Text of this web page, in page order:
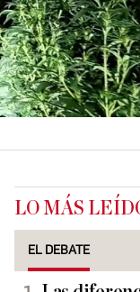
LO MÁS
EL DEBATE